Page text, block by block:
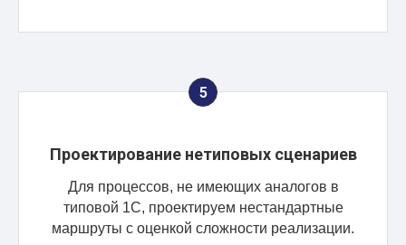
Проектирование нетиповых сценариев
Для процессов, не имеющих аналогов в
типовой 1С, проектируем нестандартные
маршруты с оценкой сложности реализации.